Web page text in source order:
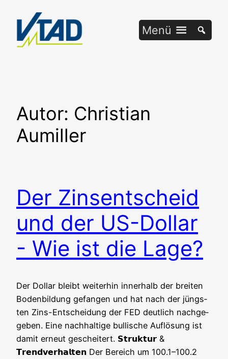
springen
Menü
Autor: Christian
Aumiller
Der Zinsentscheid
und der US-Dollar
- Wie ist die Lage?
Der Dol­lar bleibt wei­ter­hin inner­halb der brei­ten
Boden­bil­dung gefan­gen und hat nach der jüngs­
ten Zins-Ent­schei­dung der FED deut­lich nach­ge­
ge­ben. Eine nach­hal­ti­ge bul­li­sche Auf­lö­sung ist
damit erneut gescheitert. 𝗦𝘁𝗿𝘂𝗸𝘁𝘂𝗿 &
𝗧𝗿𝗲𝗻𝗱𝘃𝗲𝗿𝗵𝗮𝗹𝘁𝗲𝗻 Der Bereich um 100.1–100.2